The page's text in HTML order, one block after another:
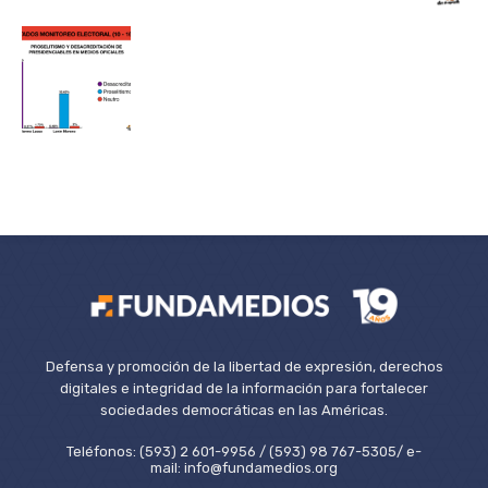
Defensa y promoción de la libertad de expresión, derechos
digitales e integridad de la información para fortalecer
sociedades democráticas en las Américas.
Teléfonos: (593) 2 601-9956 / (593) 98 767-5305/ e-
mail: info@fundamedios.org